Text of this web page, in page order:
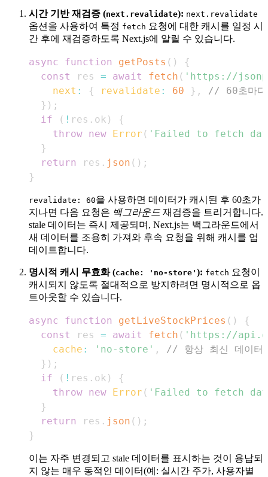
시간 기반 재검증 (next.revalidate): next.revalidate
옵션을 사용하여 특정 fetch 요청에 대한 캐시를 일정 시
간 후에 재검증하도록 Next.js에 알릴 수 있습니다.
async function getPosts ( )
{
const
res = await fetch ( 'https://
next : { revalidate : 60 } ,
// 60초마다
} ) ;
if
( ! res . ok )
{
throw new Error ( 'Failed to fetch
}
return
res . json ( ) ;
}
revalidate: 60을 사용하면 데이터가 캐시된 후 60초가
지나면 다음 요청은 백그라운드 재검증을 트리거합니다.
stale 데이터는 즉시 제공되며, Next.js는 백그라운드에서
새 데이터를 조용히 가져와 후속 요청을 위해 캐시를 업
데이트합니다.
명시적 캐시 무효화 (cache: 'no-store' ): fetch 요청이
캐시되지 않도록 절대적으로 방지하려면 명시적으로 옵
트아웃할 수 있습니다.
async function getLiveStockPrices ( )
{
const
res = await fetch ( 'https://
cache : 'no-store' ,
// 항상 최신 데이터
} ) ;
if
( ! res . ok )
{
throw new Error ( 'Failed to fetch
}
return
res . json ( ) ;
}
이는 자주 변경되고 stale 데이터를 표시하는 것이 용납되
지 않는 매우 동적인 데이터(예: 실시간 주가, 사용자별